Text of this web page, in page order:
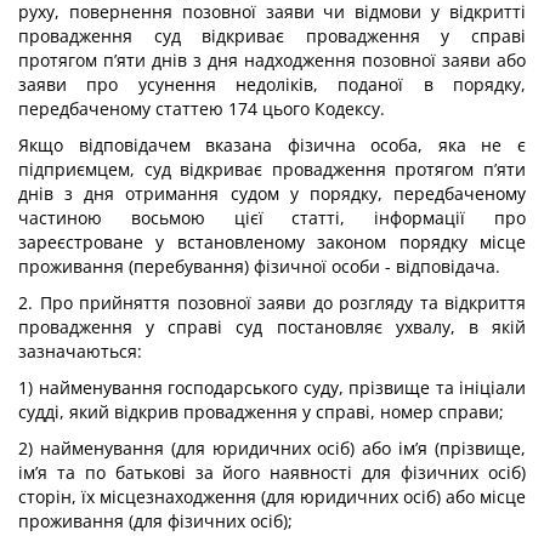
руху, повернення позовної заяви чи відмови у відкритті
провадження суд відкриває провадження у справі
протягом п’яти днів з дня надходження позовної заяви або
заяви про усунення недоліків, поданої в порядку,
передбаченому статтею 174 цього Кодексу.
Якщо відповідачем вказана фізична особа, яка не є
підприємцем, суд відкриває провадження протягом п’яти
днів з дня отримання судом у порядку, передбаченому
частиною восьмою цієї статті, інформації про
зареєстроване у встановленому законом порядку місце
проживання (перебування) фізичної особи - відповідача.
2. Про прийняття позовної заяви до розгляду та відкриття
провадження у справі суд постановляє ухвалу, в якій
зазначаються:
1) найменування господарського суду, прізвище та ініціали
судді, який відкрив провадження у справі, номер справи;
2) найменування (для юридичних осіб) або ім’я (прізвище,
ім’я та по батькові за його наявності для фізичних осіб)
сторін, їх місцезнаходження (для юридичних осіб) або місце
проживання (для фізичних осіб);